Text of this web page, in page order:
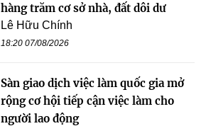
hàng trăm cơ sở nhà, đất dôi dư
Lê Hữu Chính
18:20 07/08/2026
Sàn giao dịch việc làm quốc gia mở
rộng cơ hội tiếp cận việc làm cho
người lao động